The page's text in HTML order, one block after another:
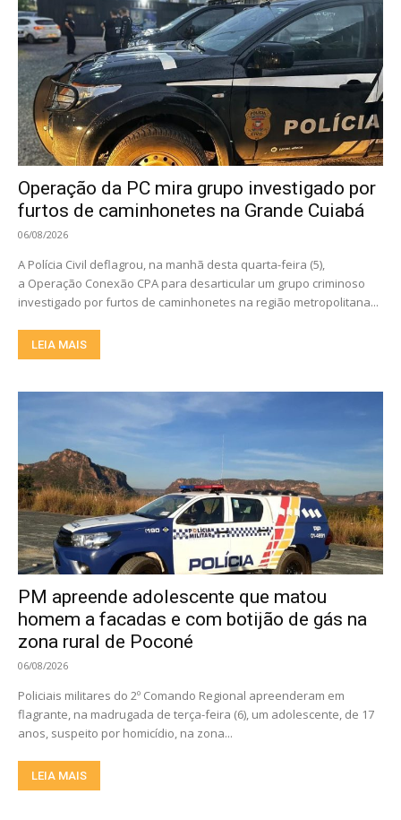
Operação da PC mira grupo investigado por
furtos de caminhonetes na Grande Cuiabá
06/08/2026
A Polícia Civil deflagrou, na manhã desta quarta-feira (5),
a Operação Conexão CPA para desarticular um grupo criminoso
investigado por furtos de caminhonetes na região metropolitana...
LEIA MAIS
PM apreende adolescente que matou
homem a facadas e com botijão de gás na
zona rural de Poconé
06/08/2026
Policiais militares do 2º Comando Regional apreenderam em
flagrante, na madrugada de terça-feira (6), um adolescente, de 17
anos, suspeito por homicídio, na zona...
LEIA MAIS